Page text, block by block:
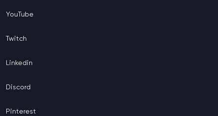
YouTube
Twitch
Linkedin
Discord
Pinterest